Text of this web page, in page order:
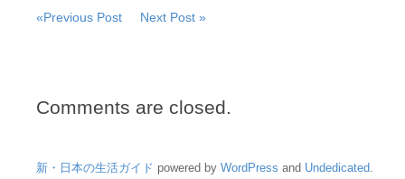
し
«Previous Post Next Post »
Comments are closed.
新・日本の生活ガイド powered by WordPress and Undedicated.